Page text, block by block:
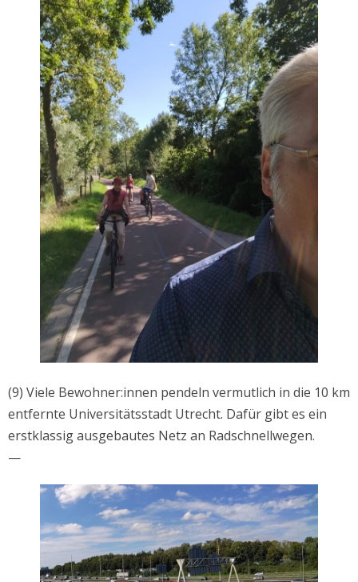
(9) Viele Bewohner:innen pendeln vermutlich in die 10 km
entfernte Universitätsstadt Utrecht. Dafür gibt es ein
erstklassig ausgebautes Netz an Radschnellwegen.
—